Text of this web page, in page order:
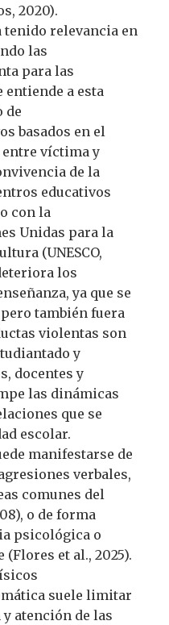
2020).
relevancia en
las
para las
entiende a esta
de
basados en el
entre víctima y
de la
educativos
con la
Unidas para la
(UNESCO,
los
ya que se
también fuera
violentas son
y
docentes y
las dinámicas
que se
escolar.
manifestarse de
verbales,
comunes del
o de forma
psicológica o
et al., 2025).
suele limitar
atención de las